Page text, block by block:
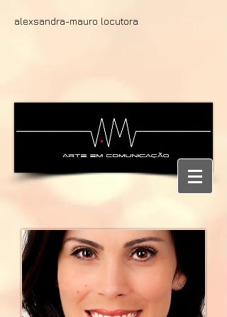
alexsandra-mauro locutora